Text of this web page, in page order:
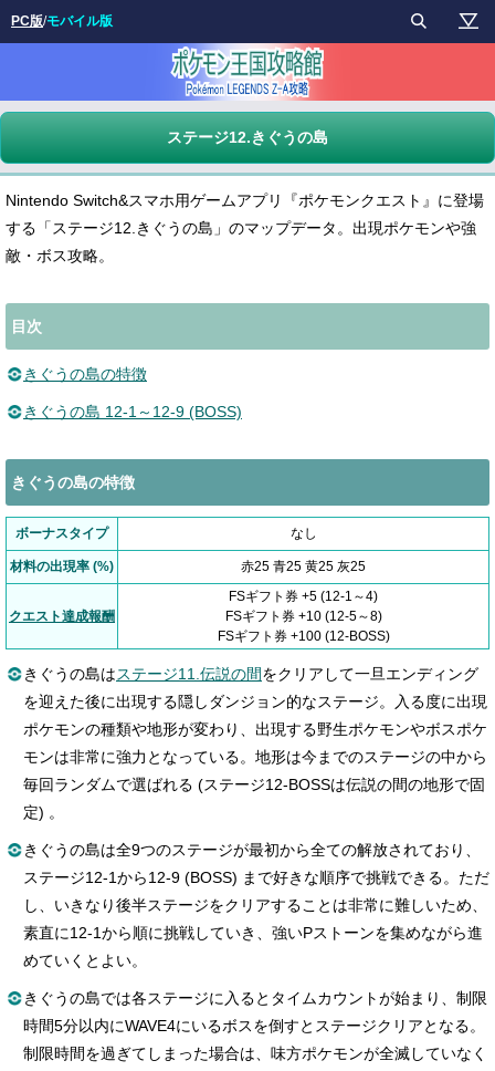
ステージ12.きぐうの島
Nintendo Switch&スマホ用ゲームアプリ『ポケモンクエスト』に登場
する「ステージ12.きぐうの島」のマップデータ。出現ポケモンや強
敵・ボス攻略。
目次
きぐうの島の特徴
きぐうの島 12-1～12-9 (BOSS)
きぐうの島の特徴
ボーナスタイプ なし
材料の出現率 (%) 赤25 青25 黄25 灰25
クエスト達成報酬
FSギフト券 +5 (12-1～4)
FSギフト券 +10 (12-5～8)
FSギフト券 +100 (12-BOSS)
きぐうの島はステージ11.伝説の間をクリアして一旦エンディング
を迎えた後に出現する隠しダンジョン的なステージ。入る度に出現
ポケモンの種類や地形が変わり、出現する野生ポケモンやボスポケ
モンは非常に強力となっている。地形は今までのステージの中から
毎回ランダムで選ばれる (ステージ12-BOSSは伝説の間の地形で固
定) 。
きぐうの島は全9つのステージが最初から全ての解放されており、
ステージ12-1から12-9 (BOSS) まで好きな順序で挑戦できる。ただ
し、いきなり後半ステージをクリアすることは非常に難しいため、
素直に12-1から順に挑戦していき、強いPストーンを集めながら進
めていくとよい。
きぐうの島では各ステージに入るとタイムカウントが始まり、制限
時間5分以内にWAVE4にいるボスを倒すとステージクリアとなる。
制限時間を過ぎてしまった場合は、味方ポケモンが全滅していなく
PC版/モバイル版